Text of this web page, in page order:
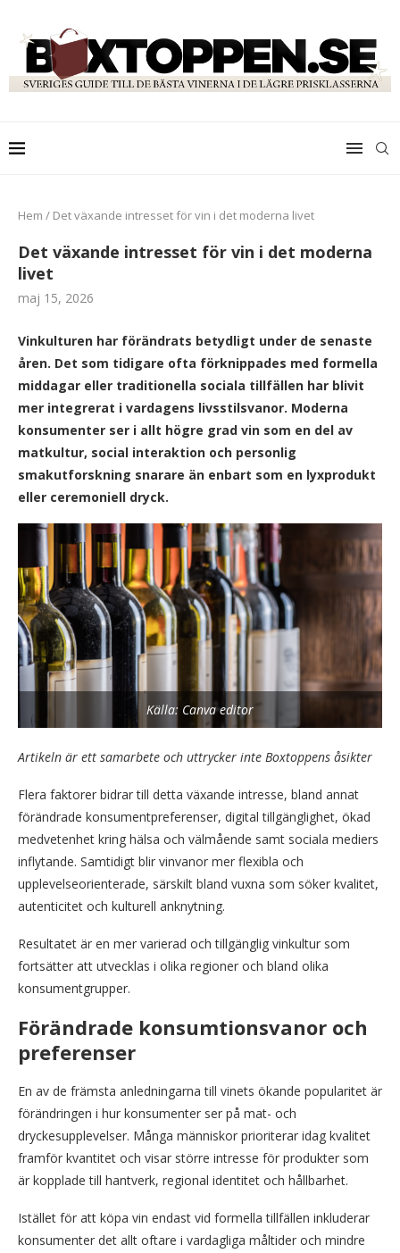
Hem / Det växande intresset för vin i det moderna livet
Det växande intresset för vin i det moderna
livet
maj 15, 2026
Vinkulturen har förändrats betydligt under de senaste
åren. Det som tidigare ofta förknippades med formella
middagar eller traditionella sociala tillfällen har blivit
mer integrerat i vardagens livsstilsvanor. Moderna
konsumenter ser i allt högre grad vin som en del av
matkultur, social interaktion och personlig
smakutforskning snarare än enbart som en lyxprodukt
eller ceremoniell dryck.
Källa: Canva editor
Artikeln är ett samarbete och uttrycker inte Boxtoppens åsikter
Flera faktorer bidrar till detta växande intresse, bland annat
förändrade konsumentpreferenser, digital tillgänglighet, ökad
medvetenhet kring hälsa och välmående samt sociala mediers
inflytande. Samtidigt blir vinvanor mer flexibla och
upplevelseorienterade, särskilt bland vuxna som söker kvalitet,
autenticitet och kulturell anknytning.
Resultatet är en mer varierad och tillgänglig vinkultur som
fortsätter att utvecklas i olika regioner och bland olika
konsumentgrupper.
Förändrade konsumtionsvanor och
preferenser
En av de främsta anledningarna till vinets ökande popularitet är
förändringen i hur konsumenter ser på mat- och
dryckesupplevelser. Många människor prioriterar idag kvalitet
framför kvantitet och visar större intresse för produkter som
är kopplade till hantverk, regional identitet och hållbarhet.
Istället för att köpa vin endast vid formella tillfällen inkluderar
konsumenter det allt oftare i vardagliga måltider och mindre